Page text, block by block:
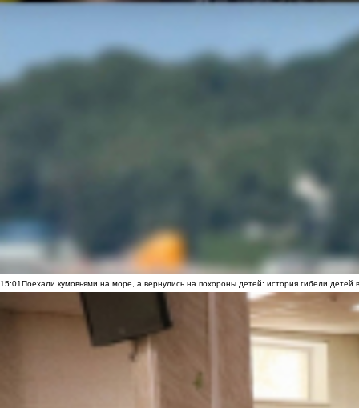
15:01Поехали кумовьями на море, а вернулись на похороны детей: история гибели детей